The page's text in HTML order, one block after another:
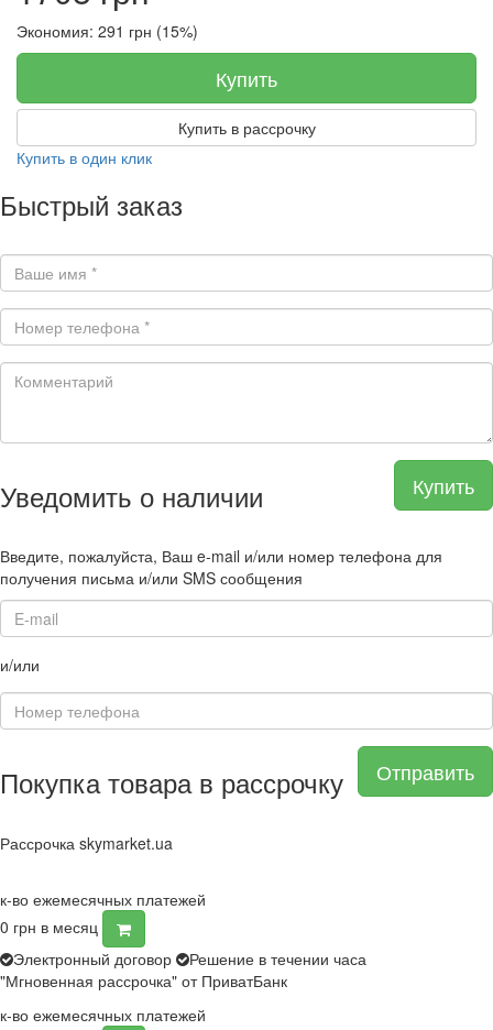
Экономия: 291 грн (15%)
Купить
Купить в рассрочку
Купить в один клик
Быстрый заказ
Купить
Уведомить о наличии
Введите, пожалуйста, Ваш e-mail и/или номер телефона для
получения письма и/или SMS сообщения
и/или
Отправить
Покупка товара в рассрочку
Рассрочка skymarket.ua
к-во ежемесячных платежей
0 грн в месяц
Электронный договор
Решение в течении часа
"Мгновенная рассрочка" от ПриватБанк
к-во ежемесячных платежей